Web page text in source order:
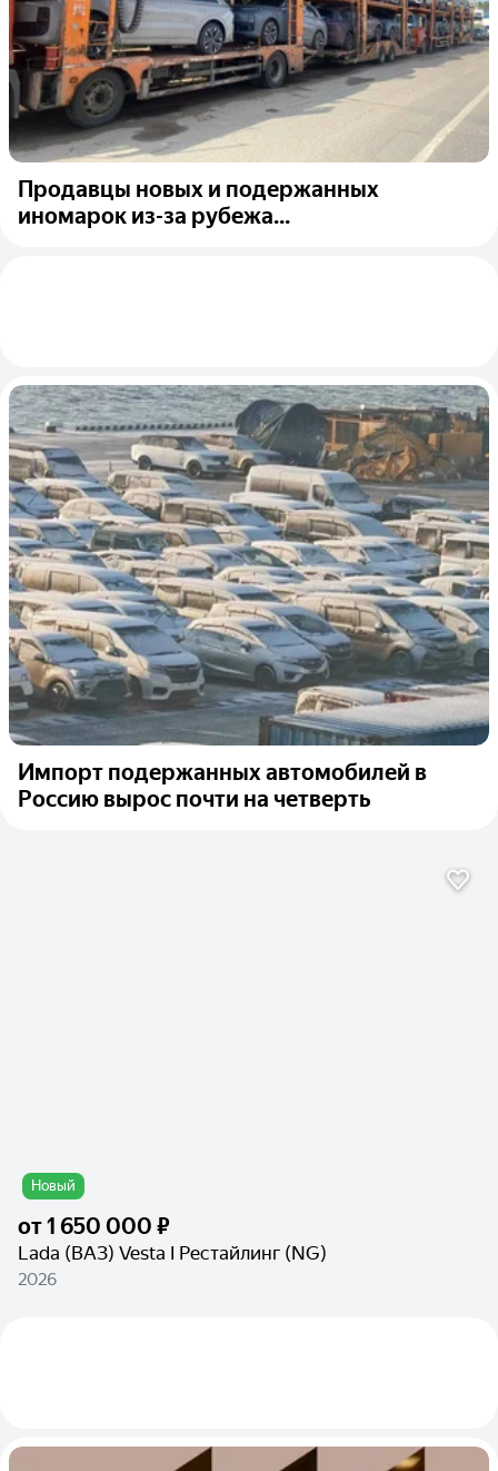
Продавцы новых и подержанных
иномарок из-за рубежа...
Импорт подержанных автомобилей в
Россию вырос почти на четверть
Новый
от1 650 000 ₽
Lada (ВАЗ) Vesta I Рестайлинг (NG)
2026